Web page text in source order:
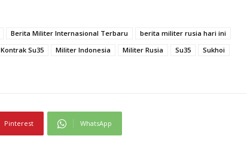
Berita Militer Internasional Terbaru
berita militer rusia hari ini
Kontrak Su35 Militer Indonesia Militer Rusia Su35
Sukhoi
Pinterest WhatsApp